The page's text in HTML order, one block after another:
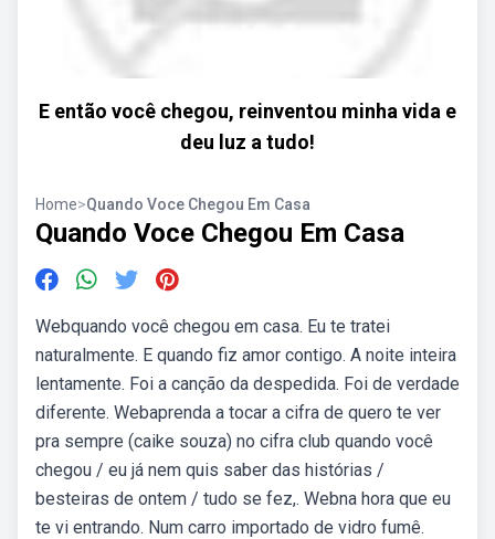
E então você chegou, reinventou minha vida e
deu luz a tudo!
Home>Quando Voce Chegou Em Casa
Quando Voce Chegou Em Casa
Webquando você chegou em casa. Eu te tratei
naturalmente. E quando fiz amor contigo. A noite inteira
lentamente. Foi a canção da despedida. Foi de verdade
diferente. Webaprenda a tocar a cifra de quero te ver
pra sempre (caike souza) no cifra club quando você
chegou / eu já nem quis saber das histórias /
besteiras de ontem / tudo se fez,. Webna hora que eu
te vi entrando. Num carro importado de vidro fumê.